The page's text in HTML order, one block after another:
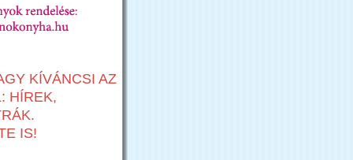
KÍVÁNCSI AZ
HÍREK,
IS!